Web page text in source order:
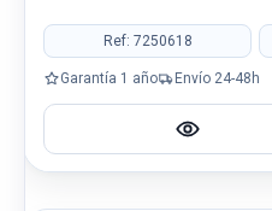
Ref: 7250618
Garantía 1 año Envío 24-48h